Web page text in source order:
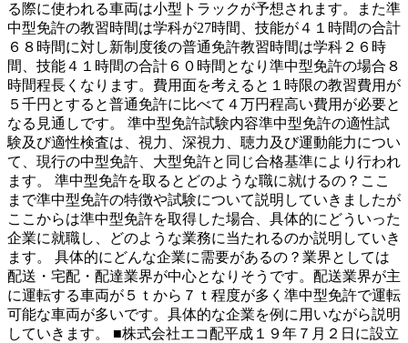
る際に使われる車両は小型トラックが予想されます。また準
中型免許の教習時間は学科が27時間、技能が４１時間の合計
６８時間に対し新制度後の普通免許教習時間は学科２６時
間、技能４１時間の合計６０時間となり準中型免許の場合８
時間程長くなります。費用面を考えると１時限の教習費用が
５千円とすると普通免許に比べて４万円程高い費用が必要と
なる見通しです。 準中型免許試験内容準中型免許の適性試
験及び適性検査は、視力、深視力、聴力及び運動能力につい
て、現行の中型免許、大型免許と同じ合格基準により行われ
ます。 準中型免許を取るとどのような職に就けるの？ここ
まで準中型免許の特徴や試験について説明していきましたが
ここからは準中型免許を取得した場合、具体的にどういった
企業に就職し、どのような業務に当たれるのか説明していき
ます。 具体的にどんな企業に需要があるの？業界としては
配送・宅配・配達業界が中心となりそうです。配送業界が主
に運転する車両が５ｔから７ｔ程度が多く準中型免許で運転
可能な車両が多いです。具体的な企業を例に用いながら説明
していきます。 ■株式会社エコ配平成１９年７月２日に設立